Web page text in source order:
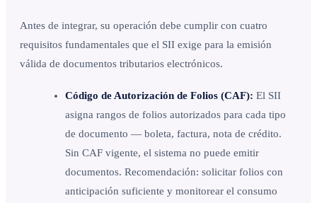
Antes de integrar, su operación debe cumplir con cuatro
requisitos fundamentales que el SII exige para la emisión
válida de documentos tributarios electrónicos.
Código de Autorización de Folios (CAF): El SII
asigna rangos de folios autorizados para cada tipo
de documento — boleta, factura, nota de crédito.
Sin CAF vigente, el sistema no puede emitir
documentos. Recomendación: solicitar folios con
anticipación suficiente y monitorear el consumo